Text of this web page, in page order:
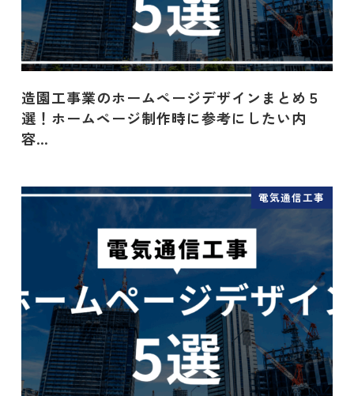
造園工事業のホームページデザインまとめ５
選！ホームページ制作時に参考にしたい内
容…
電気通信工事